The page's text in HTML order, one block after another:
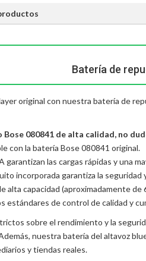
Batería de
original con nuestra batería de
Bose 080841 de alta calidad, no
con la batería Bose 080841 original.
garantizan las cargas rápidas y una
incorporada garantiza la seguridad
alta capacidad (aproximadamente de
estándares de control de calidad y
sobre el rendimiento y la
nuestra batería del altavoz
y tiendas reales.